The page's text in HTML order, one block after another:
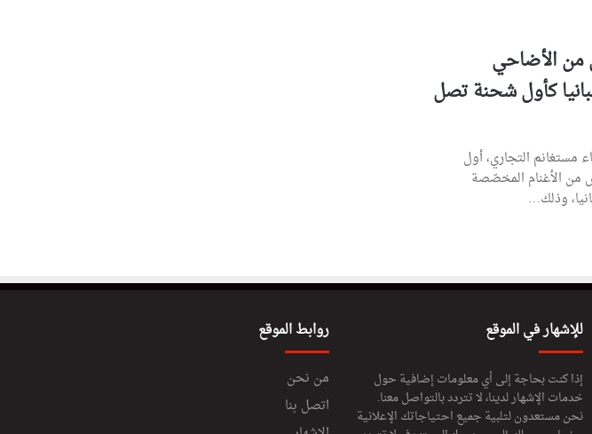
رأس من الأضاحي
كأول شحنة تصل
مستغانم التجاري، أول
بـ 7800 رأس من الأغنام المخصّصة
وذلك…
للإشهار في الموقع
إذا كنت بحاجة إلى أي معلومات إضافية حول
خدمات الإشهار لدينا، لا تتردد بالتواصل معنا.
نحن مستعدون لتلبية جميع احتياجاتك الإعلانية
روابط الموقع
من نحن
اتصل بنا